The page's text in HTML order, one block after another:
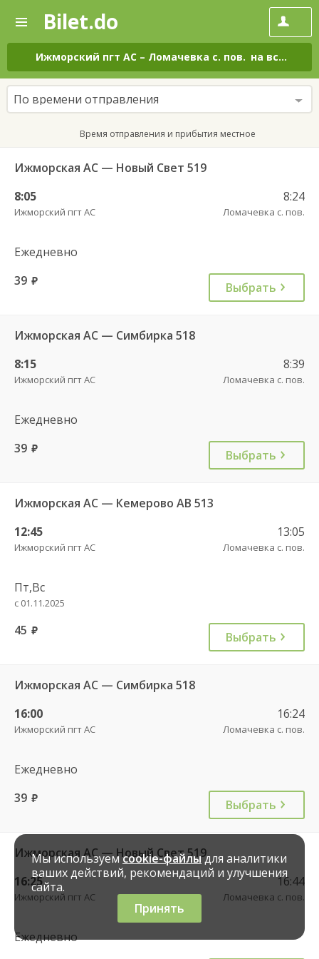
—
Поиск
и
покупка
билетов
на
автобус
онлайн
Bilet.do
Ижморский пгт АС – Ломачевка с. пов. на все дни
По времени отправления
Время отправления и прибытия местное
Ижморская АС — Новый Свет 519
8:05
Ижморский пгт АС
8:24
Ломачевка с. пов.
Ежедневно
39 руб. Выбрать
Ижморская АС — Симбирка 518
8:15
Ижморский пгт АС
8:39
Ломачевка с. пов.
Ежедневно
39 руб. Выбрать
Ижморская АС — Кемерово АВ 513
12:45
Ижморский пгт АС
13:05
Ломачевка с. пов.
Пт,Вс
с 01.11.2025
45 руб. Выбрать
Ижморская АС — Симбирка 518
16:00
Ижморский пгт АС
16:24
Ломачевка с. пов.
Ежедневно
39 руб. Выбрать
Ижморская АС — Новый Свет 519
16:25
Ижморский пгт АС
16:44
Ломачевка с. пов.
Ежедневно
Мы используемcookie-файлыдля аналитики
ваших действий, рекомендаций и улучшения
сайта.
Принять